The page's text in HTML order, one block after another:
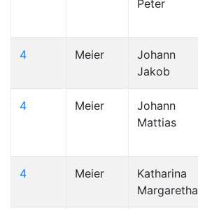
Peter
4 Meier
Johann
Jakob
4 Meier
Johann
Mattias
4 Meier
Katharina
Margaretha